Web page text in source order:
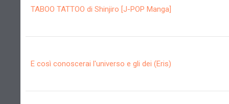
TABOO TATTOO di Shinjiro [J-POP Manga]
E così conoscerai l'universo e gli dei (Eris)